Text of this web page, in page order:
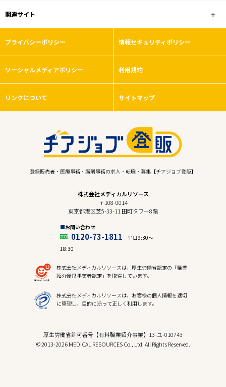
関連サイト
プライバシーポリシー 情報セキュリティポリシー
ソーシャルメディアポリシー 利用規約
リンクについて サイトマップ
登録販売者・医療事務・調剤事務の求人・転職・募集【チアジョブ登販】
株式会社メディカルリソース
〒108-0014
東京都港区芝5-33-11 田町タワー8階
お問い合わせ
0120-73-1811
平日9:30〜
18:30
株式会社メディカルリソースは、厚生労働省認定の「職業
紹介優良事業者認定」を取得しています。
株式会社メディカルリソースは、お客様の個人情報を適切
に管理し、目的に沿って正しく利用します。
厚生労働省許可番号【有料職業紹介事業】13-ユ-010743
© 2013-2026 MEDICAL RESOURCES Co., Ltd. All Rights Reserved.